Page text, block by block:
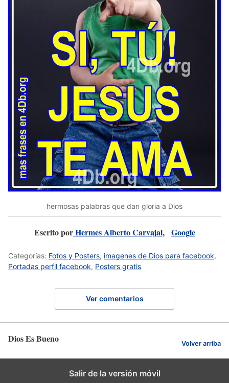
hermosas palabras que dan gloria a Dios
Escrito porHermes Alberto Carvajal, Google
Categorías: Fotos y Posters, imagenes de Dios para facebook,
Portadas perfil facebook, Posters gratis
Ver comentarios
Dios Es Bueno Volver arriba
Salir de la versión móvil